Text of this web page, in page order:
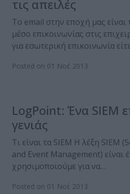
τις απειλές
Το email στην εποχή μας είναι
μέσο επικοινωνίας στις
για εσωτερική επικοινωνία
Posted on 01 Νοέ 2013
LogPoint: Ένα SIEM
γενιάς
Τι είναι τα SIEM Η λέξη SIEM
and Event Management) είναι
χρησιμοποιούμε για να…
Posted on 01 Νοέ 2013